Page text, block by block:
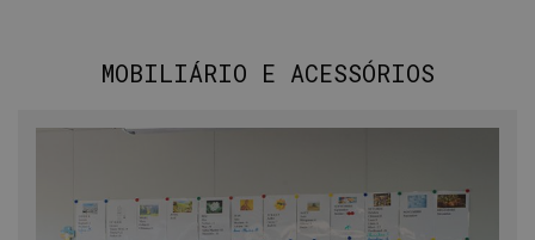
MOBILIÁRIO E ACESSÓRIOS